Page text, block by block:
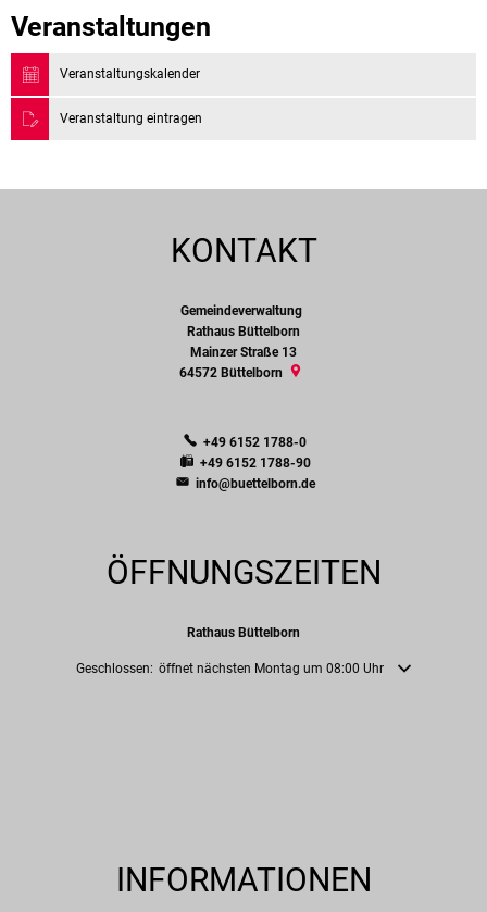
Veranstaltungen
Veranstaltungskalender
Veranstaltung eintragen
KONTAKT
Gemeindeverwaltung
Rathaus Büttelborn
Mainzer Straße 13
64572 Büttelborn
+49 6152 1788-0
+49 6152 1788-90
info@buettelborn.de
ÖFFNUNGSZEITEN
Rathaus Büttelborn
Klicken, um weitere Öffnungs- oder Schließzeiten auszublenden
Geschlossen: öffnet nächsten Montag um 08:00 Uhr
INFORMATIONEN